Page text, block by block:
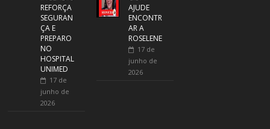
REFORÇA
SEGURAN
ÇA E
PREPARO
NO
HOSPITAL
UNIMED
17 de
junho de
2026
AJUDE
ENCONTR
AR A
ROSELENE
17 de
junho de
2026